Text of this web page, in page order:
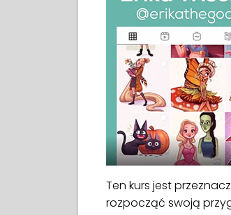
Ten kurs jest
rozpocząć swoją